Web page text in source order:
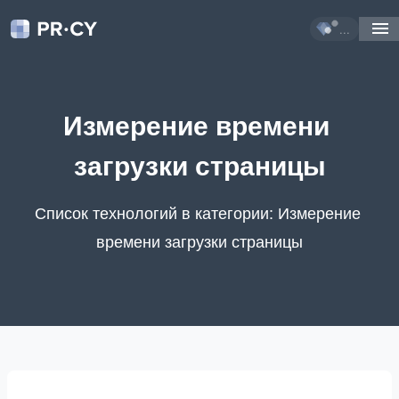
...
Измерение времени
загрузки страницы
Список технологий в категории: Измерение
времени загрузки страницы